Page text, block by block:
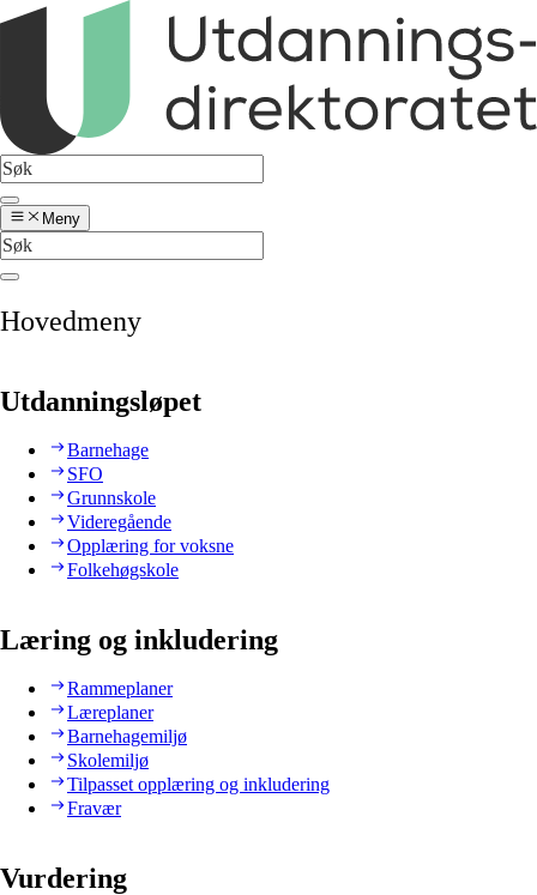
Meny
Hovedmeny
Utdanningsløpet
Barnehage
SFO
Grunnskole
Videregående
Opplæring for voksne
Folkehøgskole
Læring og inkludering
Rammeplaner
Læreplaner
Barnehagemiljø
Skolemiljø
Tilpasset opplæring og inkludering
Fravær
Vurdering